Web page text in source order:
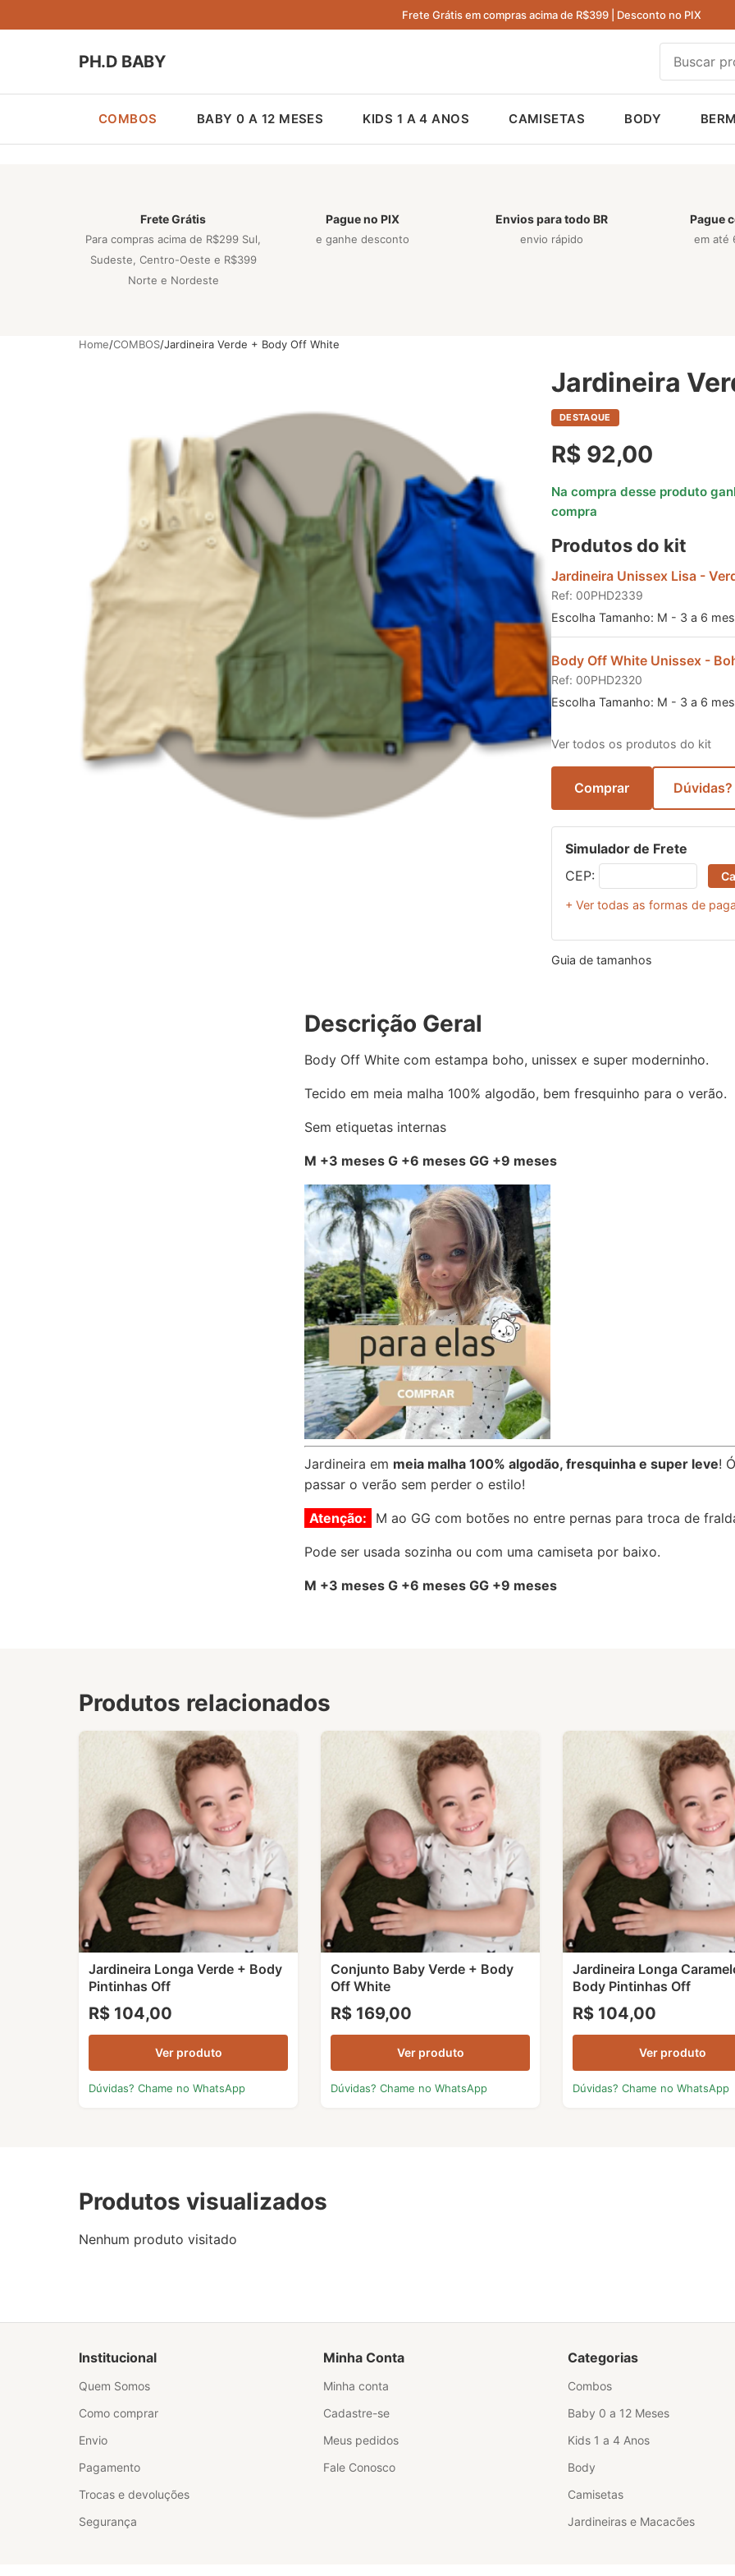
Frete Grátis em compras acima de R$399 | Desconto no PIX
PH.D BABY
COMBOS BABY 0 A 12 MESES KIDS 1 A 4 ANOS CAMISETAS BODY
Frete Grátis
Para compras acima de R$299 Sul,
Sudeste, Centro-Oeste e R$399
Norte e Nordeste
Pague no PIX
e ganhe desconto
Envios para todo BR
envio rápido
Pague
em até
Home COMBOS Jardineira Verde + Body Off White
Jardineira
DESTAQUE
R$ 92,00
Na compra desse produto
compra
Produtos do kit
Jardineira Unissex Lisa -
Ref: 00PHD2339
Escolha Tamanho: M - 3 a 6
Body Off White Unissex -
Ref: 00PHD2320
Escolha Tamanho: M - 3 a 6
Ver todos os produtos do kit
Comprar
Simulador de Frete
CEP:
+ Ver todas as formas de
Guia de tamanhos
Descrição Geral
Body Off White com estampa boho, unissex e super moderninho.
Tecido em meia malha 100% algodão, bem fresquinho para o verão.
Sem etiquetas internas
M +3 meses G +6 meses GG +9 meses
Jardineira em meia malha 100% algodão, fresquinha e super leve!
passar o verão sem perder o estilo!
Atenção: M ao GG com botões no entre pernas para troca de
Pode ser usada sozinha ou com uma camiseta por baixo.
M +3 meses G +6 meses GG +9 meses
Produtos relacionados
Jardineira Longa Verde + Body
Pintinhas Off
R$ 104,00
Ver produto
Dúvidas? Chame no WhatsApp
Conjunto Baby Verde + Body
Off White
R$ 169,00
Ver produto
Dúvidas? Chame no WhatsApp
Jardineira Longa
Body Pintinhas Off
R$ 104,00
Ver produto
Dúvidas? Chame no WhatsApp
Produtos visualizados
Nenhum produto visitado
Institucional
Quem Somos
Como comprar
Envio
Pagamento
Trocas e devoluções
Segurança
Minha Conta
Minha conta
Cadastre-se
Meus pedidos
Fale Conosco
Categorias
Combos
Baby 0 a 12 Meses
Kids 1 a 4 Anos
Body
Camisetas
Jardineiras e Macacões